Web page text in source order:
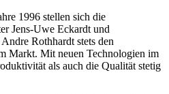
1996 stellen sich die
Jens-Uwe Eckardt und
Rothhardt stets den
Markt. Mit neuen Technologien im
als auch die Qualität stetig